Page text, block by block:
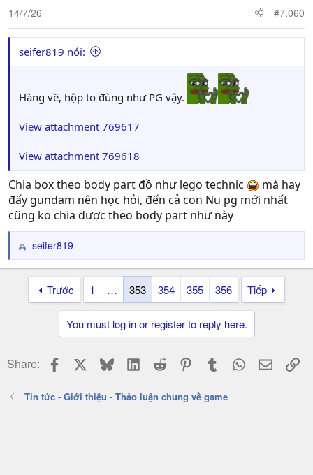
n
s
:
14/7/26 #7,060
seifer819 nói:
Hàng về, hộp to đùng như PG vậy.
View attachment 769617
View attachment 769618
Chia box theo body part đồ như lego technic
mà hay
đấy gundam nên học hỏi, đến cả con Nu pg mới nhất
cũng ko chia được theo body part như này
R
e
s
:
seifer819
Trước 1 … 353 354 355 356 Tiếp
You must log in or register to reply here.
Share: Facebook BlueskyLinkedIn
Reddit PinterestTumblr WhatsApp
Email
Tin tức - Giới thiệu - Thảo luận chung về game